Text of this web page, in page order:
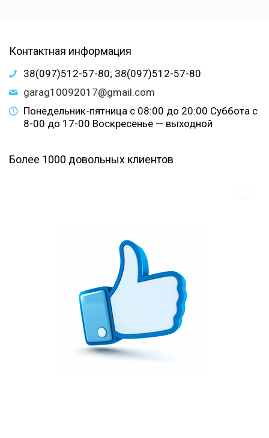
Контактная информация
38(097)512-57-80; 38(097)512-57-80
garag10092017@gmail.com
Понедельник-пятница с 08:00 до 20:00 Суббота с
8-00 до 17-00 Воскресенье — выходной
Более 1000 довольных клиентов